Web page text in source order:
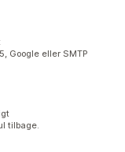
Google eller SMTP
tilbage.